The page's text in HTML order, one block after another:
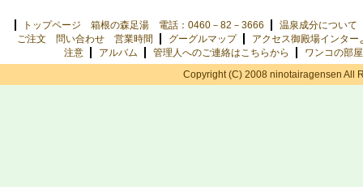
トップページ 箱根の森足湯 電話：0460－82－3666
温泉成分について
ご注文 問い合わせ 営業時間
グーグルマップ
アクセス御殿場インター
注意
アルバム 管理人へのご連絡はこちらから
ワンコの部屋
Copyright (C) 2008 ninotairagensen All